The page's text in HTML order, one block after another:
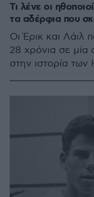
Τι λένε οι
τα αδέρφια που
Οι Έρικ και Λάιλ
28 χρόνια σε μία
στην ιστορία